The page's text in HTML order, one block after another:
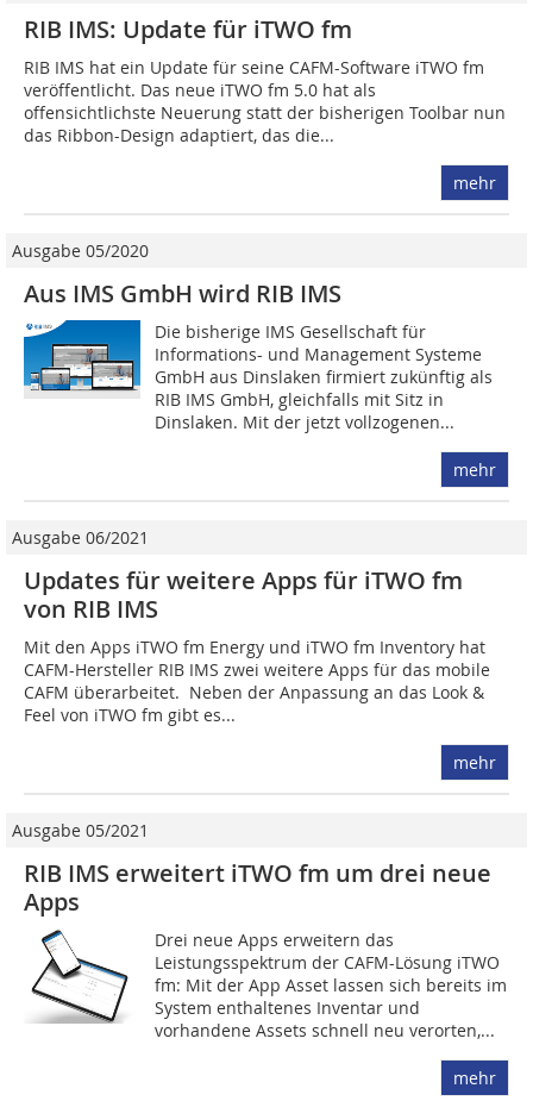
RIB IMS: Update für iTWO fm
RIB IMS hat ein Update für seine CAFM-Software iTWO fm
veröffentlicht. Das neue iTWO fm 5.0 hat als
offensichtlichste Neuerung statt der bisherigen Toolbar nun
das Ribbon-Design adaptiert, das die...
mehr
Ausgabe 05/2020
Aus IMS GmbH wird RIB IMS
Die bisherige IMS Gesellschaft für
Informations- und Management Systeme
GmbH aus Dinslaken firmiert zukünftig als
RIB IMS GmbH, gleichfalls mit Sitz in
Dinslaken. Mit der jetzt vollzogenen...
mehr
Ausgabe 06/2021
Updates für weitere Apps für iTWO fm
von RIB IMS
Mit den Apps iTWO fm Energy und iTWO fm Inventory hat
CAFM-­Hersteller RIB IMS zwei weitere Apps für das mobile
CAFM überarbeitet. Neben der Anpassung an das Look &
Feel von iTWO fm gibt es...
mehr
Ausgabe 05/2021
RIB IMS erweitert iTWO fm um drei neue
Apps
Drei neue Apps erweitern das
Leistungsspektrum der CAFM-Lösung iTWO
fm: Mit der App Asset lassen sich bereits im
System enthaltenes Inventar und
vorhandene ­Assets schnell neu verorten,...
mehr